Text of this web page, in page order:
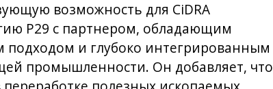
возможность для CiDRA
P29 с партнером, обладающим
и глубоко интегрированным
промышленности. Он добавляет, что